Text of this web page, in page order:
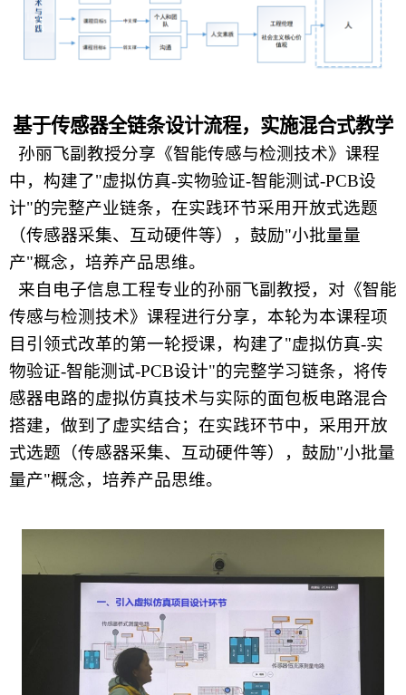
基于传感器全链条设计流程，实施混合式教学
孙丽飞副教授分享《智能传感与检测技术》课程
中，构建了"虚拟仿真-实物验证-智能测试-PCB设
计"的完整产业链条，在实践环节采用开放式选题
（传感器采集、互动硬件等），鼓励"小批量量
产"概念，培养产品思维。
来自电子信息工程专业的孙丽飞副教授，对《智能
传感与检测技术》课程进行分享，本轮为本课程项
目引领式改革的第一轮授课，构建了"虚拟仿真-实
物验证-智能测试-PCB设计"的完整学习链条，将传
感器电路的虚拟仿真技术与实际的面包板电路混合
搭建，做到了虚实结合；在实践环节中，采用开放
式选题（传感器采集、互动硬件等），鼓励"小批量
量产"概念，培养产品思维。